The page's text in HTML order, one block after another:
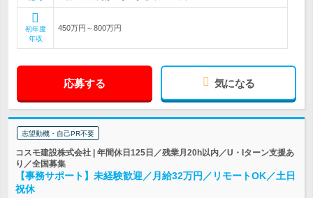
初年度
年収
450万円～800万円
応募する 気になる
志望動機・自己PR不要
コスモ建設株式会社 | 年間休日125日／残業月20h以内／U・Iターン支援あ
り／全国募集
【事務サポート】未経験歓迎／月給32万円／リモートOK／土日
祝休